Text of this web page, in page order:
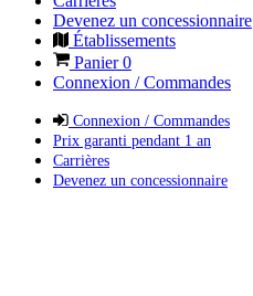
Devenez un concessionnaire
Établissements
Panier0
Connexion / Commandes
Connexion / Commandes
Prix garanti pendant 1 an
Carrières
Devenez un concessionnaire